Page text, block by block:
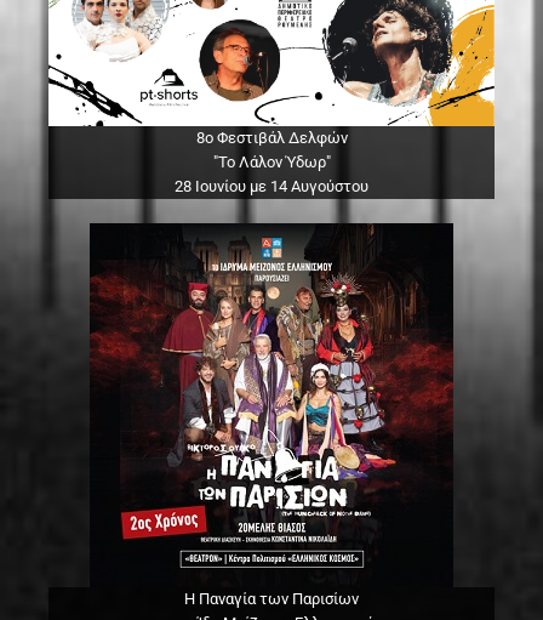
8ο Φεστιβάλ Δελφών
"Το Λάλον Ύδωρ"
28 Ιουνίου με 14 Αυγούστου
Η Παναγία των Παρισίων